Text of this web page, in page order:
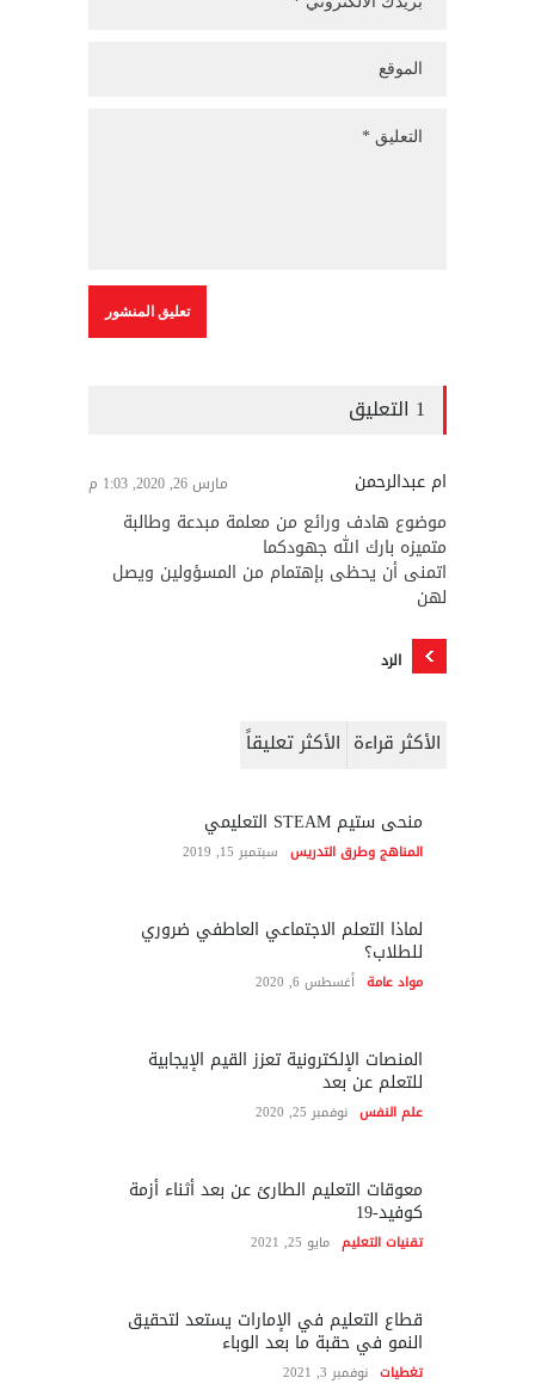
1 التعليق
ام عبدالرحمن مارس 26, 2020, 1:03 م
موضوع هادف ورائع من معلمة مبدعة وطالبة
متميزه بارك الله جهودكما
اتمنى أن يحظى بإهتمام من المسؤولين ويصل
لهن
الرد
الأكثر قراءة الأكثر تعليقاً
منحى ستيم STEAM التعليمي
المناهج وطرق التدريس سبتمبر 15, 2019
لماذا التعلم الاجتماعي العاطفي ضروري
للطلاب؟
مواد عامة أغسطس 6, 2020
المنصات الإلكترونية تعزز القيم الإيجابية
للتعلم عن بعد
علم النفس نوفمبر 25, 2020
معوقات التعليم الطارئ عن بعد أثناء أزمة
كوفيد-19
تقنيات التعليم مايو 25, 2021
قطاع التعليم في الإمارات يستعد لتحقيق
النمو في حقبة ما بعد الوباء
تغطيات نوفمبر 3, 2021